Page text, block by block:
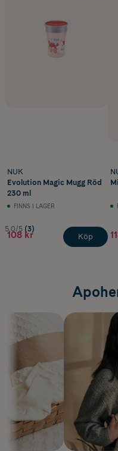
NUK
Evolution Magic Mugg Röd
230 ml
FINNS I LAGER
5.0/5 (3)
108 kr Köp